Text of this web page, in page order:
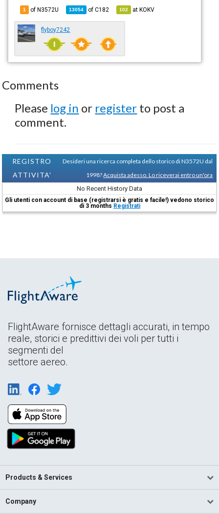
1 of N3572U 13054 ofC182 102 atKOKV
flyboy7242
Comments
Please log in or register to post a
comment.
REGISTRO
ATTIVITA'
Desideri una ricerca completa dello storico di N3572U dal
1998?Acquista adesso. Lo riceverai entro un'ora
No Recent History Data
Gli utenti con account di base (registrarsi è gratis e facile!) vedono storico
di 3 months Registrati
FlightAware fornisce dettagli accurati, in tempo
reale, storici e predittivi dei voli per tutti i
segmenti del
settore aereo.
Products & Services
Company